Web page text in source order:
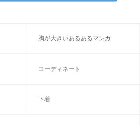
胸が大きいあるあるマンガ
コーディネート
下着